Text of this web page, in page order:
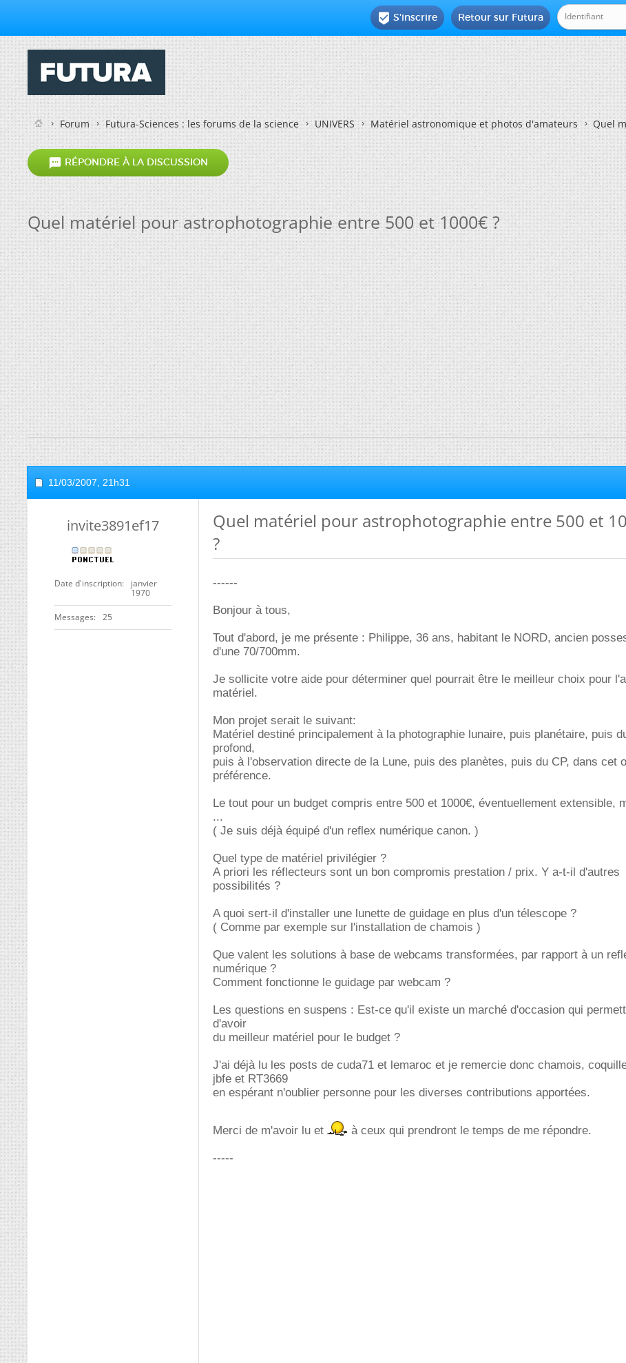
Retour sur Futura
 S'inscrire
Forum Futura-Sciences : les forums de la science UNIVERS Matériel astronomique et photos d'amateurs Quel
 RÉPONDRE À LA DISCUSSION
Quel matériel pour astrophotographie entre 500 et 1000€ ?
11/03/2007, 21h31
invite3891ef17
Date d'inscription
janvier
1970
Messages 25
Quel matériel pour astrophotographie entre 500 et
?
------
Bonjour à tous,
Tout d'abord, je me présente : Philippe, 36 ans, habitant le NORD, ancien
d'une 70/700mm.
Je sollicite votre aide pour déterminer quel pourrait être le meilleur choix pour
matériel.
Mon projet serait le suivant:
Matériel destiné principalement à la photographie lunaire, puis planétaire, puis
profond,
puis à l'observation directe de la Lune, puis des planètes, puis du CP, dans cet
préférence.
Le tout pour un budget compris entre 500 et 1000€, éventuellement extensible,
...
( Je suis déjà équipé d'un reflex numérique canon. )
Quel type de matériel privilégier ?
A priori les réflecteurs sont un bon compromis prestation / prix. Y a-t-il d'autres
possibilités ?
A quoi sert-il d'installer une lunette de guidage en plus d'un télescope ?
( Comme par exemple sur l'installation de chamois )
Que valent les solutions à base de webcams transformées, par rapport à un
numérique ?
Comment fonctionne le guidage par webcam ?
Les questions en suspens : Est-ce qu'il existe un marché d'occasion qui
d'avoir
du meilleur matériel pour le budget ?
J'ai déjà lu les posts de cuda71 et lemaroc et je remercie donc chamois,
jbfe et RT3669
en espérant n'oublier personne pour les diverses contributions apportées.
Merci de m'avoir lu et à ceux qui prendront le temps de me répondre.
-----